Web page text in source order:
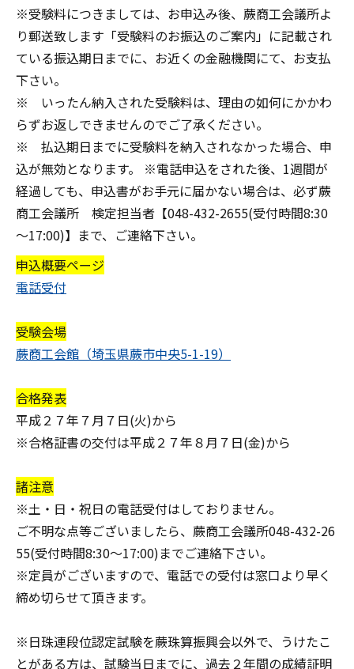
※受験料につきましては、お申込み後、蕨商工会議所よ
り郵送致します「受験料のお振込のご案内」に記載され
ている振込期日までに、お近くの金融機関にて、お支払
下さい。
※ いったん納入された受験料は、理由の如何にかかわ
らずお返しできませんのでご了承ください。
※ 払込期日までに受験料を納入されなかった場合、申
込が無効となります。 ※電話申込をされた後、 1週間が
経過しても、申込書がお手元に届かない場合は、必ず蕨
商工会議所 検定担当者【048-432-2655(受付時間8:30
～17:00)】まで、ご連絡下さい。
申込概要ページ
電話受付
受験会場
蕨商工会館（埼玉県蕨市中央5-1-19）
合格発表
平成２７年７月７日(火)から
※合格証書の交付は平成２７年８月７日(金)から
諸注意
※土・日・祝日の電話受付はしておりません。
ご不明な点等ございましたら、蕨商工会議所048-432-26
55(受付時間8:30～17:00)までご連絡下さい。
※定員がございますので、電話での受付は窓口より早く
締め切らせて頂きます。
※日珠連段位認定試験を蕨珠算振興会以外で、うけたこ
とがある方は、試験当日までに、過去２年間の成績証明